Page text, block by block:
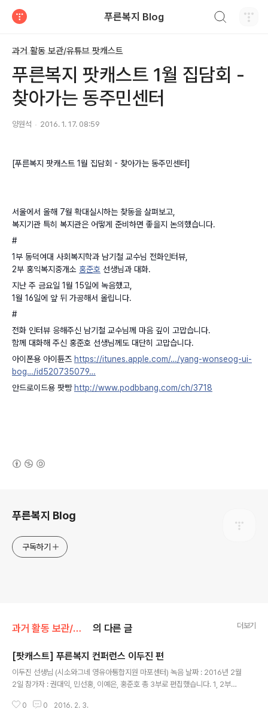
푸른복지 Blog
과거 활동 보관/유튜브 팟캐스트
푸른복지 팟캐스트 1월 집담회 -
찾아가는 동주민센터
양원석 2016. 1. 17. 08:59
[푸른복지 팟캐스트 1월 집담회 - 찾아가는 동주민센터]
서울에서 올해 7월 확대실시하는 찾동을 살펴보고,
복지기관 특히 복지관은 어떻게 준비하면 좋을지 논의했습니다.
#
1부 동덕여대 사회복지학과 남기철 교수님 전화인터뷰,
2부 홍익복지중개소 홍준호 선생님과 대화.
지난 주 금요일 1월 15일에 녹음했고,
1월 16일에 앞 뒤 가공해서 올립니다.
#
전화 인터뷰 응해주신 남기철 교수님께 마음 깊이 고맙습니다.
함께 대화해 주신 홍준호 선생님께도 대단히 고맙습니다.
아이폰용 아이튠즈 https://itunes.apple.com/…/yang-wonseog-ui-
bog…/id520735079…
안드로이드용 팟빵http://www.podbbang.com/ch/3718
푸른복지 Blog
구독하기
과거 활동 보관/유튜브 팟캐스트 의 다른 글 더보기
[팟캐스트] 푸른복지 컨퍼런스 이두진 편
이두진 선생님 (시소와그네 영유아통합지원 마포센터) 녹음 날짜 : 2016년 2월
2일 참가자 : 권대익, 민선홍, 이예은, 홍준호 총 3부로 편집했습니다. 1, 2부는
의 일상을 회복하는 것, 복지 일상을 돌려드리는 것. ..
0 0 2016. 2. 3.